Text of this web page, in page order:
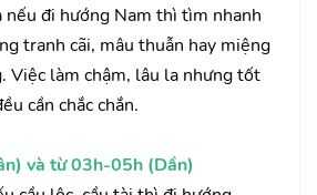
nếu đi hướng Nam thì tìm nhanh
tranh cãi, mâu thuẫn hay miệng
Việc làm chậm, lâu la nhưng tốt
cần chắc chắn.
và từ 03h-05h (Dần)